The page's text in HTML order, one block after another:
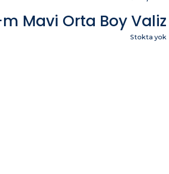
Mavi Orta Boy Valiz
Stokta yok